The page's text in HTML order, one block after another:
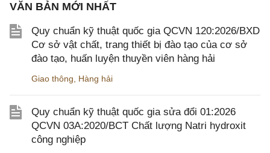
VĂN BẢN MỚI NHẤT
Quy chuẩn kỹ thuật quốc gia QCVN 120:2026/BXD
Cơ sở vật chất, trang thiết bị đào tạo của cơ sở
đào tạo, huấn luyện thuyền viên hàng hải
Giao thông Hàng hải
Quy chuẩn kỹ thuật quốc gia sửa đổi 01:2026
QCVN 03A:2020/BCT Chất lượng Natri hydroxit
công nghiệp